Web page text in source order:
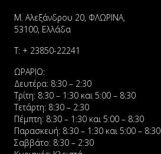
Μ. Αλεξάνδρου 20, ΦΛΩΡΙΝΑ,
53100, Ελλάδα
Τ: + 23850-22241
ΩΡΑΡΙΟ:
Δευτέρα: 8:30 – 2:30
Τρίτη: 8:30 – 1:30 και 5:00 – 8:30
Τετάρτη: 8:30 – 2:30
Πέμπτη: 8:30 – 1:30 και 5:00 – 8:30
Παρασκευή: 8:30 – 1:30 και 5:00 – 8:30
Σαββάτο: 8:30 – 2:30